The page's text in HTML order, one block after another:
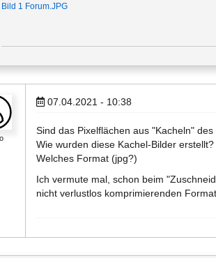
Bild 1 Forum.JPG
07.04.2021 - 10:38
Sind das Pixelflächen aus "Kacheln"
Wie wurden diese Kachel-Bilder erstellt?
Welches Format (jpg?)
Ich vermute mal, schon beim
nicht verlustlos komprimierenden